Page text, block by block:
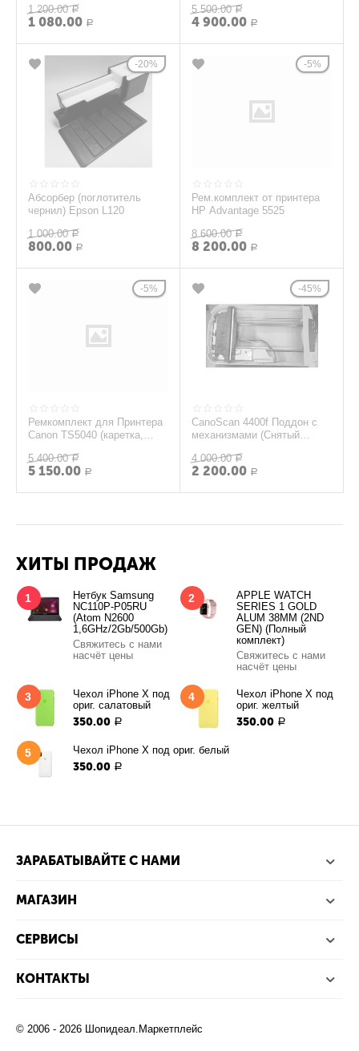
Tank 115, 1...
1 200.00 Р
1 080.00 Р
5 500.00 Р
4 900.00 Р
20%
Абсорбер (поглотитель
чернил) Epson L120
1 000.00 Р
800.00 Р
5%
Рем.комплект от принтера
HP Advantage 5525
8 600.00 Р
8 200.00 Р
5%
Ремкомплект для Принтера
Canon TS5040 (каретка,
сканер)
5 400.00 Р
5 150.00 Р
45%
CanoScan 4400f Поддон с
механизмами (Снятый
4 000.00 Р
2 200.00 Р
ХИТЫ ПРОДАЖ
1
Нетбук Samsung
NC110P-P05RU
(Atom N2600
1,6GHz/2Gb/500Gb)
Свяжитесь с нами
насчёт цены
2
APPLE WATCH
SERIES 1 GOLD
ALUM 38MM (2ND
GEN) (Полный
комплект)
Свяжитесь с нами
насчёт цены
3
Чехол iPhone X под
ориг. салатовый
350.00 Р
4
Чехол iPhone X под
ориг. желтый
350.00 Р
5 Чехол iPhone X под ориг. белый
350.00 Р
ЗАРАБАТЫВАЙТЕ С НАМИ
МАГАЗИН
СЕРВИСЫ
КОНТАКТЫ
© 2006 - 2026 Шопидеал.Маркетплейс